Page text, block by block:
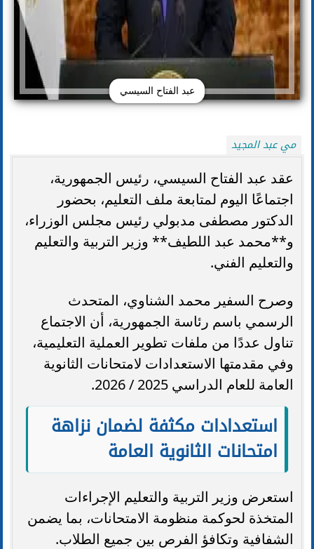
عبد الفتاح السيسي
مي عبد المجيد
عقد عبد الفتاح السيسي، رئيس الجمهورية،
اجتماعًا اليوم لمتابعة ملف التعليم، بحضور
الدكتور مصطفى مدبولي رئيس مجلس الوزراء،
و**محمد عبد اللطيف** وزير التربية والتعليم
والتعليم الفني.
وصرح السفير محمد الشناوي، المتحدث
الرسمي باسم رئاسة الجمهورية، أن الاجتماع
تناول عددًا من ملفات تطوير العملية التعليمية،
وفي مقدمتها الاستعدادات لامتحانات الثانوية
العامة للعام الدراسي 2025 / 2026.
استعدادات مكثفة لضمان نزاهة
امتحانات الثانوية العامة
استعرض وزير التربية والتعليم الإجراءات
المتخذة لحوكمة منظومة الامتحانات، بما يضمن
الشفافية وتكافؤ الفرص بين جميع الطلاب.